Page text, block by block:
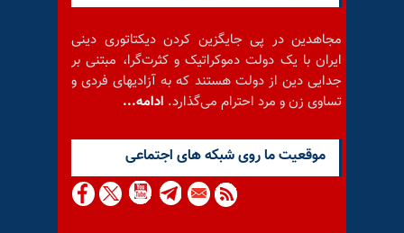
مجاهدین در پی جایگزین کردن دیکتاتوری دینی
ایران با یک دولت دموکراتیک و کثرت‌گرا، مبتنی بر
جدایی دین از دولت هستند که به آزادیهای فردی و
تساوی زن و مرد احترام می‌گذارد.ادامه...
موقعيت ما روى شبكه هاى اجتماعى